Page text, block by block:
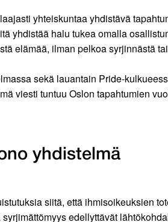
yhteiskuntaa yhdistävä
yhdistää halu tukea omalla
elämää, ilman pelkoa syrjinnästä
sekä lauantain Pride-
viesti tuntuu Oslon tapahtumien
yhdistelmä
siitä, että ihmisoikeuksien
edellyttävät